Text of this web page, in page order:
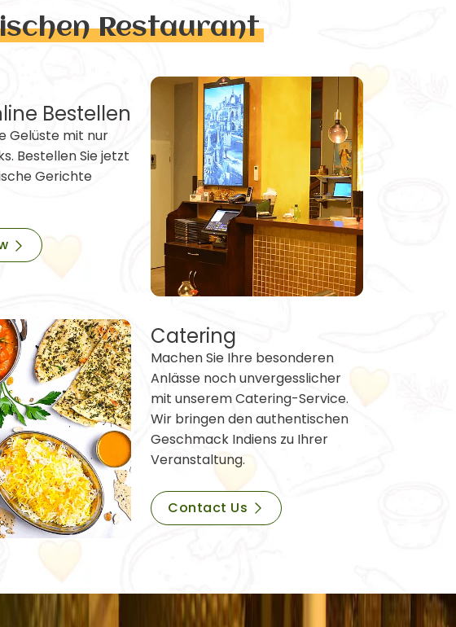
Restaurant
Bestellen
Gelüste mit nur
Bestellen Sie jetzt
Gerichte
Catering
Machen Sie Ihre besonderen
Anlässe noch unvergesslicher
mit unserem Catering-Service.
Wir bringen den authentischen
Geschmack Indiens zu Ihrer
Veranstaltung.
Contact Us